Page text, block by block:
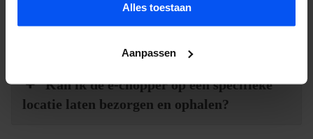
Alles toestaan
Aanpassen
Kan ik de e-chopper op een specifieke
locatie laten bezorgen en ophalen?